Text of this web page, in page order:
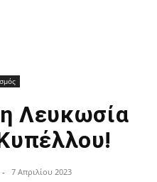
Λευκωσία
- 7 Απριλίου 2023